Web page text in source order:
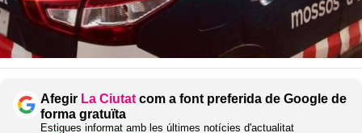
Afegir La Ciutat com a font preferida de Google de
forma gratuïta
Estigues informat amb les últimes notícies d'actualitat